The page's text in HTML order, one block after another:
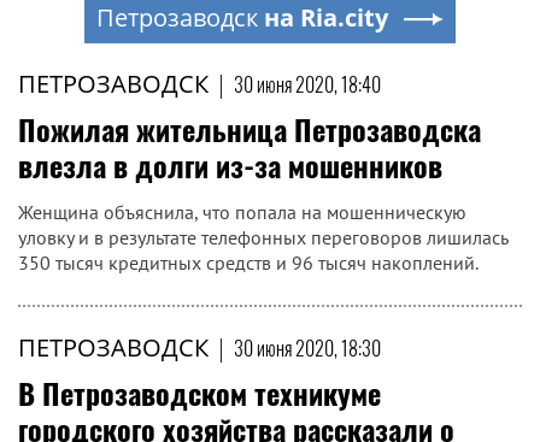
ПЕТРОЗАВОДСК | 30 июня 2020, 18:40
Пожилая жительница Петрозаводска
влезла в долги из-за мошенников
Женщина объяснила, что попала на мошенническую
уловку и в результате телефонных переговоров лишилась
350 тысяч кредитных средств и 96 тысяч накоплений.
ПЕТРОЗАВОДСК | 30 июня 2020, 18:30
В Петрозаводском техникуме
городского хозяйства рассказали о
Петрозаводск на Ria.city